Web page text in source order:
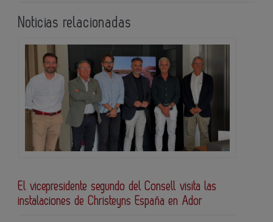
Noticias relacionadas
El vicepresidente segundo del Consell visita las
instalaciones de Christeyns España en Ador